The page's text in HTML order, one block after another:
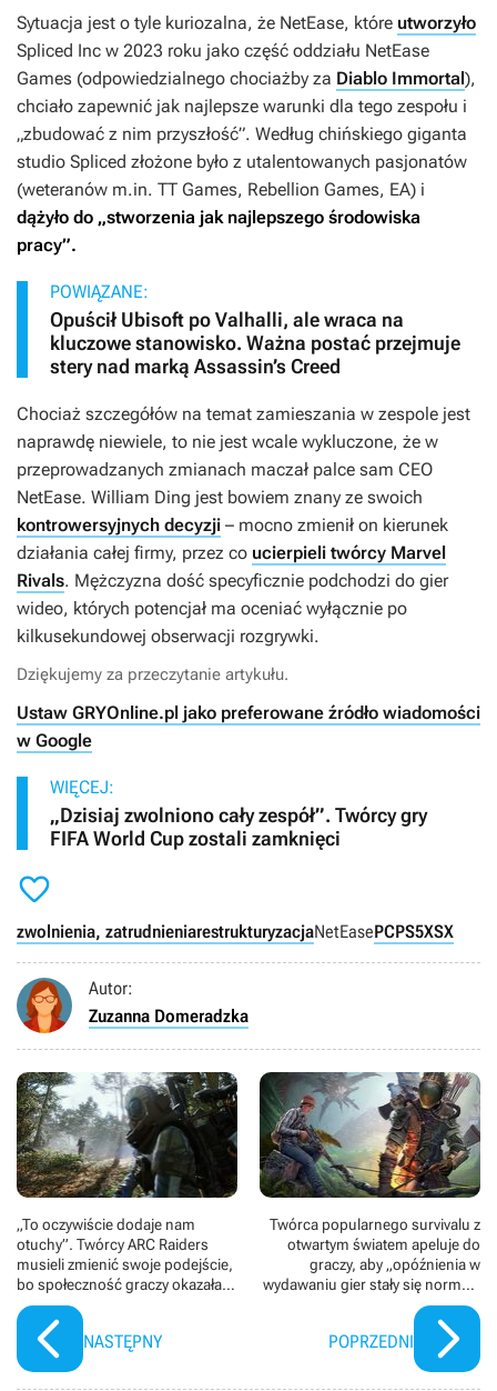
Sytuacja jest o tyle kuriozalna, że NetEase, które utworzyło
Spliced Inc w 2023 roku jako część oddziału NetEase
Games (odpowiedzialnego chociażby za Diablo Immortal),
chciało zapewnić jak najlepsze warunki dla tego zespołu i
„zbudować z nim przyszłość”. Według chińskiego giganta
studio Spliced złożone było z utalentowanych pasjonatów
(weteranów m.in. TT Games, Rebellion Games, EA) i
dążyło do „stworzenia jak najlepszego środowiska
pracy”.
POWIĄZANE:
Opuścił Ubisoft po Valhalli, ale wraca na
kluczowe stanowisko. Ważna postać przejmuje
stery nad marką Assassin’s Creed
Chociaż szczegółów na temat zamieszania w zespole jest
naprawdę niewiele, to nie jest wcale wykluczone, że w
przeprowadzanych zmianach maczał palce sam CEO
NetEase. William Ding jest bowiem znany ze swoich
kontrowersyjnych decyzji – mocno zmienił on kierunek
działania całej firmy, przez co ucierpieli twórcy Marvel
Rivals. Mężczyzna dość specyficznie podchodzi do gier
wideo, których potencjał ma oceniać wyłącznie po
kilkusekundowej obserwacji rozgrywki.
Dziękujemy za przeczytanie artykułu.
Ustaw GRYOnline.pl jako preferowane źródło wiadomości
w Google
WIĘCEJ:
„Dzisiaj zwolniono cały zespół”. Twórcy gry
FIFA World Cup zostali zamknięci

zwolnienia, zatrudnieniarestrukturyzacjaNetEasePCPS5XSX
Autor:
Zuzanna Domeradzka
„To oczywiście dodaje nam
otuchy”. Twórcy ARC Raiders
musieli zmienić swoje podejście,
bo społeczność graczy okazała
się bardziej pokojowa, niż się
spodziewali
NASTĘPNY
Twórca popularnego survivalu z
otwartym światem apeluje do
graczy, aby „opóźnienia w
wydawaniu gier stały się normą”.
Tymczasem jego hit zalicza
rekordową obsuwę
POPRZEDNI